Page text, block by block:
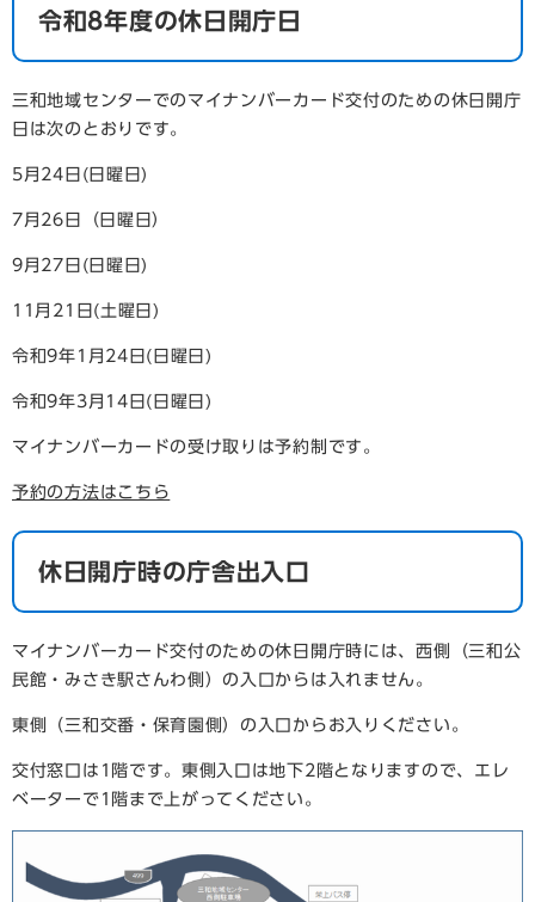
令和8年度の休日開庁日
三和地域センターでのマイナンバーカード交付のための休日開庁
日は次のとおりです。
5月24日(日曜日)
7月26日（日曜日）
9月27日(日曜日)
11月21日(土曜日)
令和9年1月24日(日曜日)
令和9年3月14日(日曜日)
マイナンバーカードの受け取りは予約制です。
予約の方法はこちら
休日開庁時の庁舎出入口
マイナンバーカード交付のための休日開庁時には、西側（三和公
民館・みさき駅さんわ側）の入口からは入れません。
東側（三和交番・保育園側）の入口からお入りください。
交付窓口は1階です。東側入口は地下2階となりますので、エレ
ベーターで1階まで上がってください。